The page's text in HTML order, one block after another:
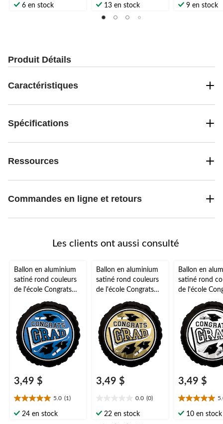
étoile(s)
6 en stock
étoile(s)
13 en stock
étoile(s)
9 en stock
Produit Détails
Caractéristiques
Spécifications
Ressources
Commandes en ligne et retours
Les clients ont aussi consulté
Ballon en aluminium
satiné rond couleurs
de l'école Congrats
gonflement à l'hélium
et ruban inclus, pour
remise des diplômes
3,49 $
5.0 (1)
5.0
étoile(s)
24 en stock
Ballon en aluminium
satiné rond couleurs
de l'école Congrats
ruban et gonflage
hélium compris, pour
remise des diplômes
3,49 $
0.0 (0)
étoile(s)
22 en stock
Ballon en
satiné rond
de l'école
gonflement à
et ruban
remise des
3,49 $
5.0
étoile(s)
10 en stock